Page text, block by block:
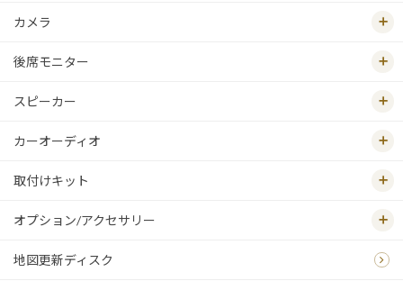
カメラ
後席モニター
スピーカー
カーオーディオ
取付けキット
オプション/アクセサリー
地図更新ディスク